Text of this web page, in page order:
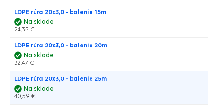
LDPE rúra 20x3,0 - balenie 15m
Na sklade
24,35 €
LDPE rúra 20x3,0 - balenie 20m
Na sklade
32,47 €
LDPE rúra 20x3,0 - balenie 25m
Na sklade
40,59 €